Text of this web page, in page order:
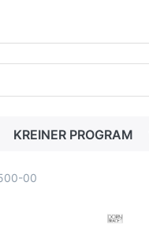
zobrazí automaticky
KREINER PROGRAM
00